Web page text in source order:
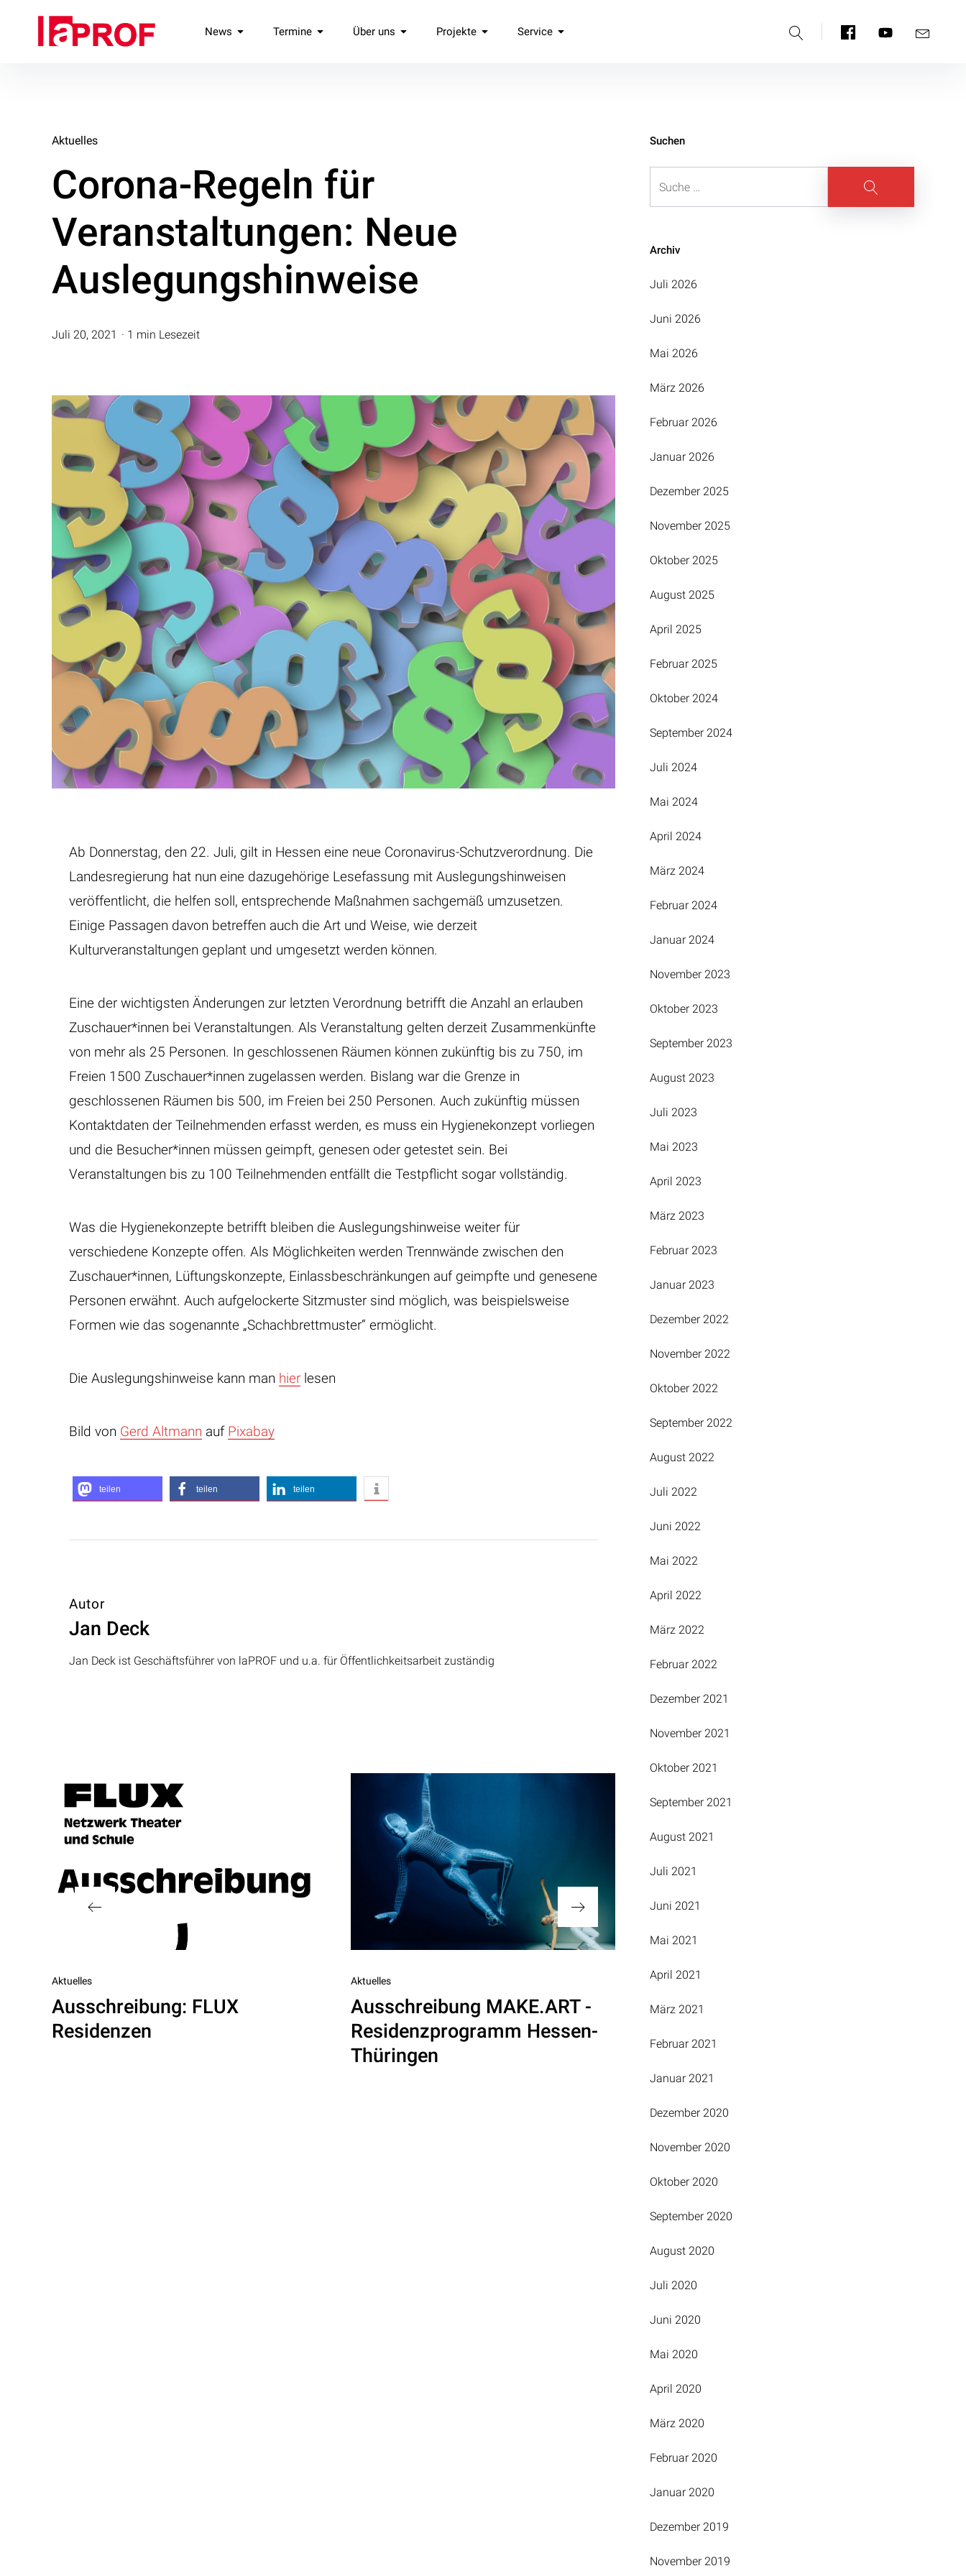
überspringenlaPROF
Landesverband Professionelle Freie Darstellende Künste e.V.
News Termine Über uns Projekte Service FacebookYouTubeE-
Mail
Aktuelles
Corona-Regeln für
Veranstaltungen: Neue
Auslegungshinweise
Juli 20, 2021 1 min Lesezeit
Ab Donnerstag, den 22. Juli, gilt in Hessen eine neue Coronavirus-Schutzverordnung. Die
Landesregierung hat nun eine dazugehörige Lesefassung mit Auslegungshinweisen
veröffentlicht, die helfen soll, entsprechende Maßnahmen sachgemäß umzusetzen.
Einige Passagen davon betreffen auch die Art und Weise, wie derzeit
Kulturveranstaltungen geplant und umgesetzt werden können.
Eine der wichtigsten Änderungen zur letzten Verordnung betrifft die Anzahl an erlauben
Zuschauer*innen bei Veranstaltungen. Als Veranstaltung gelten derzeit Zusammenkünfte
von mehr als 25 Personen. In geschlossenen Räumen können zukünftig bis zu 750, im
Freien 1500 Zuschauer*innen zugelassen werden. Bislang war die Grenze in
geschlossenen Räumen bis 500, im Freien bei 250 Personen. Auch zukünftig müssen
Kontaktdaten der Teilnehmenden erfasst werden, es muss ein Hygienekonzept vorliegen
und die Besucher*innen müssen geimpft, genesen oder getestet sein. Bei
Veranstaltungen bis zu 100 Teilnehmenden entfällt die Testpflicht sogar vollständig.
Was die Hygienekonzepte betrifft bleiben die Auslegungshinweise weiter für
verschiedene Konzepte offen. Als Möglichkeiten werden Trennwände zwischen den
Zuschauer*innen, Lüftungskonzepte, Einlassbeschränkungen auf geimpfte und genesene
Personen erwähnt. Auch aufgelockerte Sitzmuster sind möglich, was beispielsweise
Formen wie das sogenannte „Schachbrettmuster“ ermöglicht.
Die Auslegungshinweise kann man hier lesen
Bild von Gerd Altmann auf Pixabay
teilen teilen teilen
Autor
Jan Deck
Jan Deck ist Geschäftsführer von laPROF und u.a. für Öffentlichkeitsarbeit zuständig
Vorheriger
Beitrag
Aktuelles
Ausschreibung: FLUX
Residenzen
Nächster
Beitrag
Aktuelles
Ausschreibung MAKE.ART -
Residenzprogramm Hessen-
Thüringen
Suchen
Suche
Archiv
Juli 2026
Juni 2026
Mai 2026
März 2026
Februar 2026
Januar 2026
Dezember 2025
November 2025
Oktober 2025
August 2025
April 2025
Februar 2025
Oktober 2024
September 2024
Juli 2024
Mai 2024
April 2024
März 2024
Februar 2024
Januar 2024
November 2023
Oktober 2023
September 2023
August 2023
Juli 2023
Mai 2023
April 2023
März 2023
Februar 2023
Januar 2023
Dezember 2022
November 2022
Oktober 2022
September 2022
August 2022
Juli 2022
Juni 2022
Mai 2022
April 2022
März 2022
Februar 2022
Dezember 2021
November 2021
Oktober 2021
September 2021
August 2021
Juli 2021
Juni 2021
Mai 2021
April 2021
März 2021
Februar 2021
Januar 2021
Dezember 2020
November 2020
Oktober 2020
September 2020
August 2020
Juli 2020
Juni 2020
Mai 2020
April 2020
März 2020
Februar 2020
Januar 2020
Dezember 2019
November 2019